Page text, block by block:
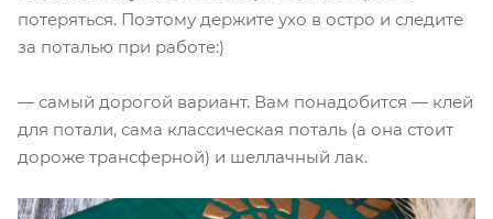
потеряться. Поэтому держите ухо в остро и следите
за поталью при работе:)
— самый дорогой вариант. Вам понадобится — клей
для потали, сама классическая поталь (а она стоит
дороже трансферной) и шеллачный лак.